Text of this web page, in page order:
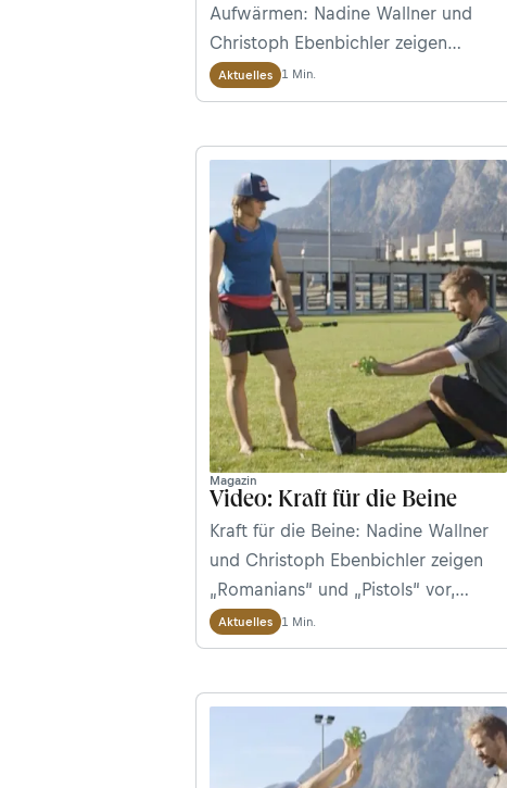
Aufwärmen: Nadine Wallner und
Christoph Ebenbichler zeigen
Liniensprünge vor, demonstrieren
den sogenannten Lizard Walk,
verraten, wie ein diagonaler Stretch
funktioniert. Teil 1 der Video-Strecke
„Fit für den Winter“.
Aktuelles 1 Min.
Magazin
Video: Kraft für die Beine
Kraft für die Beine: Nadine Wallner
und Christoph Ebenbichler zeigen
„Romanians“ und „Pistols“ vor,
demonstrieren einbeiniges
Beckenheben und integrieren die
Teil 2 der Video-Strecke „Fit für den
Aktuelles 1 Min.